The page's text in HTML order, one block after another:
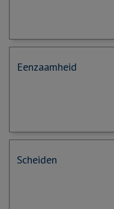
Eenzaamheid
Scheiden